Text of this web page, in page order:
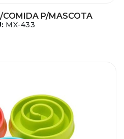
COMIDA P/MASCOTA
MX-433